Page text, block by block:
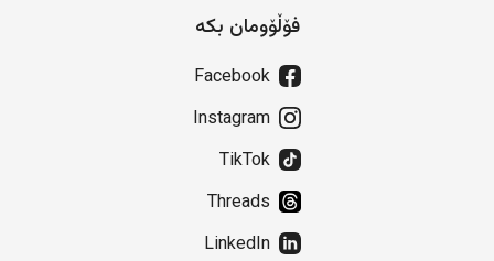
فۆڵۆومان بکە
Facebook
Instagram
TikTok
Threads
LinkedIn